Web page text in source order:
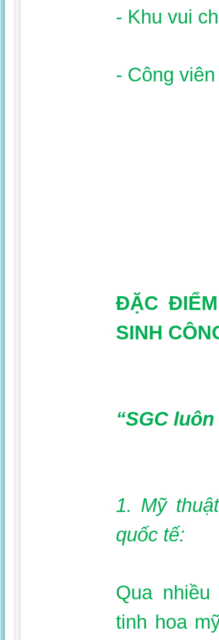
- Khu vui
- Công
ĐẶC
SINH
“SGC
1. Mỹ
quốc tế:
Qua
tinh hoa